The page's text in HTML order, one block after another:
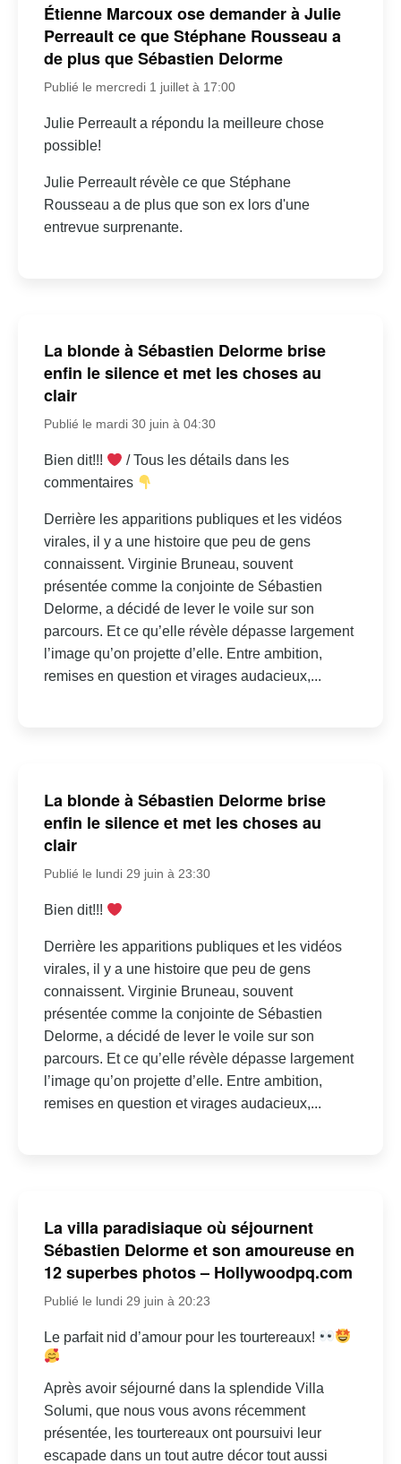
Étienne Marcoux ose demander à Julie
Perreault ce que Stéphane Rousseau a
de plus que Sébastien Delorme
Publié le mercredi 1 juillet à 17:00
Julie Perreault a répondu la meilleure chose
possible!
Julie Perreault révèle ce que Stéphane
Rousseau a de plus que son ex lors d'une
entrevue surprenante.
La blonde à Sébastien Delorme brise
enfin le silence et met les choses au
clair
Publié le mardi 30 juin à 04:30
Bien dit!!!
/ Tous les détails dans les
commentaires
Derrière les apparitions publiques et les vidéos
virales, il y a une histoire que peu de gens
connaissent. Virginie Bruneau, souvent
présentée comme la conjointe de Sébastien
Delorme, a décidé de lever le voile sur son
parcours. Et ce qu’elle révèle dépasse largement
l’image qu’on projette d’elle. Entre ambition,
remises en question et virages audacieux,...
La blonde à Sébastien Delorme brise
enfin le silence et met les choses au
clair
Publié le lundi 29 juin à 23:30
Bien dit!!!
Derrière les apparitions publiques et les vidéos
virales, il y a une histoire que peu de gens
connaissent. Virginie Bruneau, souvent
présentée comme la conjointe de Sébastien
Delorme, a décidé de lever le voile sur son
parcours. Et ce qu’elle révèle dépasse largement
l’image qu’on projette d’elle. Entre ambition,
remises en question et virages audacieux,...
La villa paradisiaque où séjournent
Sébastien Delorme et son amoureuse en
12 superbes photos – Hollywoodpq.com
Publié le lundi 29 juin à 20:23
Le parfait nid d’amour pour les tourtereaux!
Après avoir séjourné dans la splendide Villa
Solumi, que nous vous avons récemment
présentée, les tourtereaux ont poursuivi leur
escapade dans un tout autre décor tout aussi